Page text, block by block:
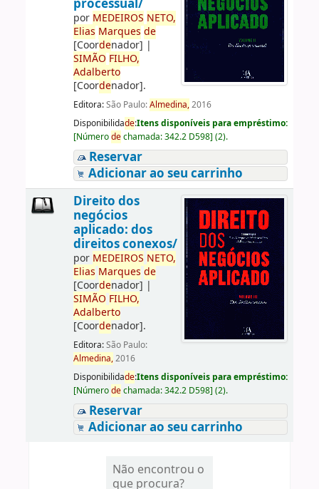
processual/
por MEDEIROS NETO,
Elias Marques de
[Coordenador] |
SIMÃO FILHO,
Adalberto
[Coordenador].
Editora:São Paulo:Almedina,2016
Disponibilidade:Itens disponíveis para empréstimo:
[Númerodechamada:342.2 D598] (2).
Reservar
Adicionar ao seu carrinho
Direito dos
negócios
aplicado: dos
direitos conexos/
por MEDEIROS NETO,
Elias Marques de
[Coordenador] |
SIMÃO FILHO,
Adalberto
[Coordenador].
Editora:São Paulo:
Almedina,2016
Disponibilidade:Itens disponíveis para empréstimo:
[Númerodechamada:342.2 D598] (2).
Reservar
Adicionar ao seu carrinho
Não encontrou o
que procura?